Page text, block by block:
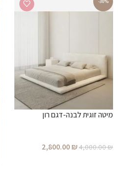
מיטה זוגית לבנה-דגם רון
4,000.00₪
2,800.00₪